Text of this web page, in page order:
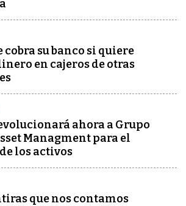
cobra su banco si quiere
en cajeros de otras
ahora a Grupo
Managment para el
los activos
que nos contamos